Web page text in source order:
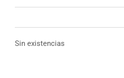
Sin existencias